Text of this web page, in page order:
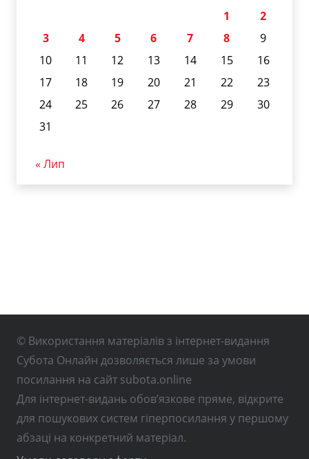
1
2
3
4 5 6 7 8
9
10
11 12 13 14 15
16
17
18 19 20 21 22
23
24
25 26 27 28 29
30
31
« Лип
© Використання матеріалів з інтернет-видання
Субота Онлайн дозволяється лише за умови
посилання на сайт subota.online
Для інтернет-видань обов’язкове пряме, відкрите
для пошукових систем гіперпосилання у першому
абзаці на конкретний матеріал.